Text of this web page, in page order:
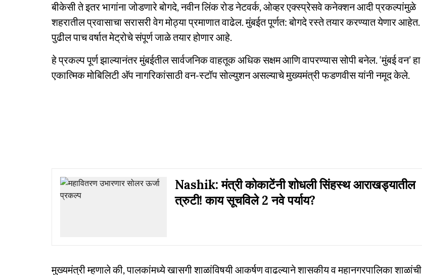
बीकेसी ते इतर भागांना जोडणारे बोगदे, नवीन लिंक रोड नेटवर्क, ओव्हर एक्स्प्रेसवे कनेक्शन आदी प्रकल्पांमुळे
शहरातील प्रवासाचा सरासरी वेग मोठ्या प्रमाणात वाढेल. मुंबईत पूर्णत: बोगदे रस्ते तयार करण्यात येणार आहेत.
पुढील पाच वर्षात मेट्रोचे संपूर्ण जाळे तयार होणार आहे.
हे प्रकल्प पूर्ण झाल्यानंतर मुंबईतील सार्वजनिक वाहतूक अधिक सक्षम आणि वापरण्यास सोपी बनेल. ‘मुंबई वन’ हा
एकात्मिक मोबिलिटी अ‍ॅप नागरिकांसाठी वन-स्टॉप सोल्युशन असल्याचे मुख्यमंत्री फडणवीस यांनी नमूद केले.
Nashik: मंत्री कोकाटेंनी शोधली सिंहस्थ आराखड्यातील
त्रुटी! काय सूचविले 2 नवे पर्याय?
मुख्यमंत्री म्हणाले की, पालकांमध्ये खासगी शाळांविषयी आकर्षण वाढल्याने शासकीय व महानगरपालिका शाळांची